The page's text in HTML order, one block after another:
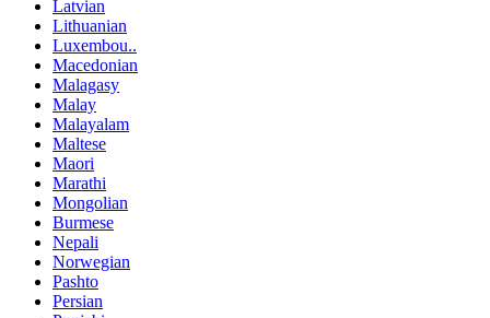
Latvian
Lithuanian
Luxembou..
Macedonian
Malagasy
Malay
Malayalam
Maltese
Maori
Marathi
Mongolian
Burmese
Nepali
Norwegian
Pashto
Persian